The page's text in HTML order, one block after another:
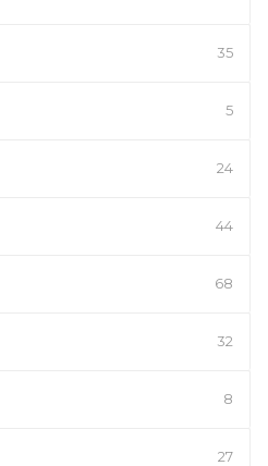
35
5
24
44
68
32
8
27